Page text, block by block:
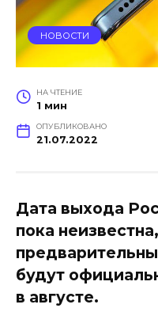
НОВОСТИ
НА ЧТЕНИЕ
1 мин
ОПУБЛИКОВАНО
21.07.2022
Дата выхода
пока
будут
в августе.